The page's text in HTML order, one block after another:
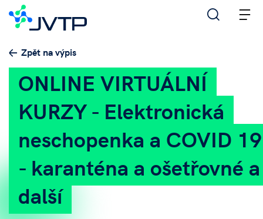
Zpět na výpis
ONLINE VIRTUÁLNÍ
KURZY - Elektronická
neschopenka a COVID 19
- karanténa a ošetřovné a
další